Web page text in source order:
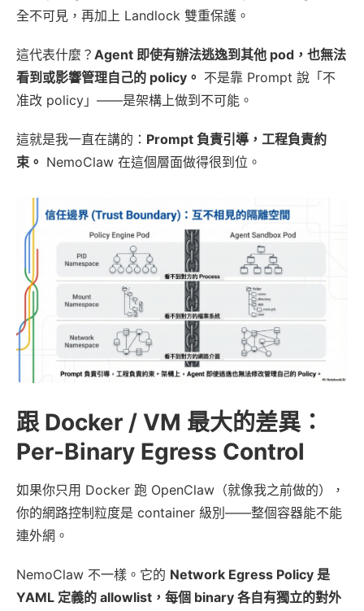
全不可見，再加上 Landlock 雙重保護。
這代表什麼？ Agent 即使有辦法逃逸到其他 pod，也無法
看到或影響管理自己的 policy。 不是靠 Prompt 說「不
准改 policy」——是架構上做到不可能。
這就是我一直在講的： Prompt 負責引導，工程負責約
束。 NemoClaw 在這個層面做得很到位。
跟 Docker / VM 最大的差異：
Per-Binary Egress Control
如果你只用 Docker 跑 OpenClaw（就像我之前做的），
你的網路控制粒度是 container 級別——整個容器能不能
連外網。
NemoClaw 不一樣。它的 Network Egress Policy 是
YAML 定義的 allowlist，每個 binary 各自有獨立的對外